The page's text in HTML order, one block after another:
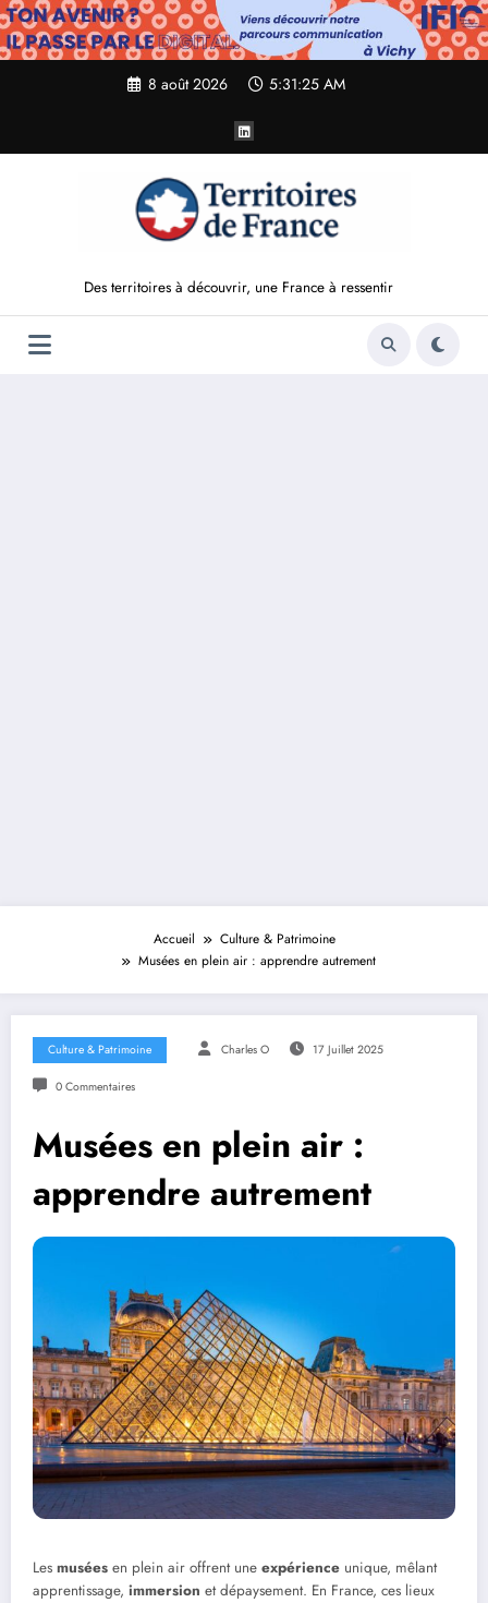
Aller
au
contenu
8 août 2026 5:31:26 AM
Des territoires à découvrir, une France à ressentir
Accueil
Culture & Patrimoine
Musées en plein air : apprendre autrement
Culture & Patrimoine Charles O 17 Juillet 2025
0 Commentaires
Musées en plein air :
apprendre autrement
Les musées en plein air offrent une expérience unique, mêlant
apprentissage, immersion et dépaysement. En France, ces lieux